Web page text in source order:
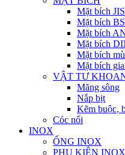
Mặt bích JIS
Mặt bích BS
Mặt bích
Mặt bích
Mặt bích mù
Mặt bích
VẬT TƯ
Măng sông
Nắp bịt
Kẽm buộc,
Cóc nối
INOX
ỐNG INOX
PHỤ KIỆN INOX